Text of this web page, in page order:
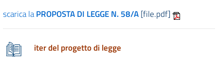
scarica laPROPOSTA DI LEGGE N. 58/A[file.pdf]
iter del progetto di legge